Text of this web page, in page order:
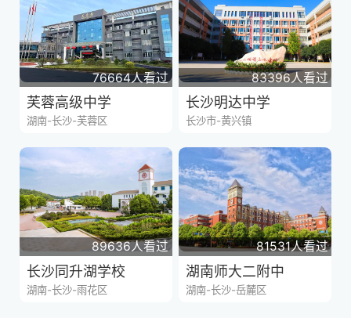
76664人看过
芙蓉高级中学
湖南-长沙-芙蓉区
83396人看过
长沙明达中学
长沙市-黄兴镇
89636人看过
长沙同升湖学校
湖南-长沙-雨花区
81531人看过
湖南师大二附中
湖南-长沙-岳麓区